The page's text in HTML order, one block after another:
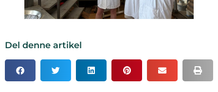
Del denne artikel